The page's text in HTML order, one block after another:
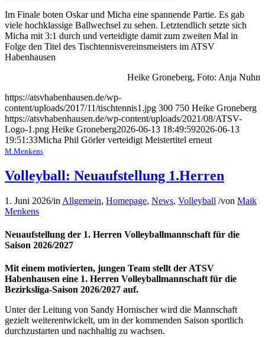
Im Finale boten Oskar und Micha eine spannende Partie. Es gab
viele hochklassige Ballwechsel zu sehen. Letztendlich setzte sich
Micha mit 3:1 durch und verteidigte damit zum zweiten Mal in
Folge den Titel des Tischtennisvereinsmeisters im ATSV
Habenhausen
Heike Groneberg, Foto: Anja Nuhn
https://atsvhabenhausen.de/wp-
content/uploads/2017/11/tischtennis1.jpg 300 750 Heike Groneberg
https://atsvhabenhausen.de/wp-content/uploads/2021/08/ATSV-
Logo-1.png Heike Groneberg2026-06-13 18:49:592026-06-13
19:51:33Micha Phil Görler verteidigt Meistertitel erneut
M.Menkens
Volleyball: Neuaufstellung 1.Herren
1. Juni 2026/in Allgemein, Homepage, News, Volleyball /von Maik
Menkens
Neuaufstellung der 1. Herren Volleyballmannschaft für die
Saison 2026/2027
Mit einem motivierten, jungen Team stellt der ATSV
Habenhausen eine 1. Herren Volleyballmannschaft für die
Bezirksliga-Saison 2026/2027 auf.
Unter der Leitung von Sandy Hornischer wird die Mannschaft
gezielt weiterentwickelt, um in der kommenden Saison sportlich
durchzustarten und nachhaltig zu wachsen.